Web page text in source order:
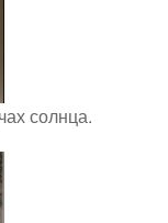
солнца.